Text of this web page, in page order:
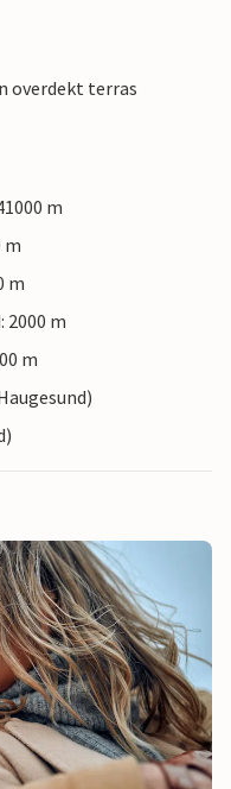
overdekt terras
m
m
m
m
m